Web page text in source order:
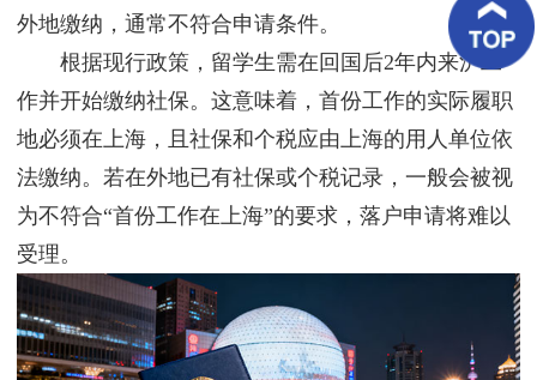
好
评
新
闻
资
讯
联
系
我
们
外地缴纳，通常不符合申请条件。
根据现行政策，留学生需在回国后2年内来沪工
作并开始缴纳社保。这意味着，首份工作的实际履职
地必须在上海，且社保和个税应由上海的用人单位依
法缴纳。若在外地已有社保或个税记录，一般会被视
为不符合“首份工作在上海”的要求，落户申请将难以
受理。